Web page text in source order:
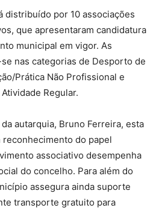
distribuído por 10 associações
que apresentaram candidatura
municipal em vigor. As
nas categorias de Desporto de
Prática Não Profissional e
Regular.
autarquia, Bruno Ferreira, esta
do papel
associativo desempenha
do concelho. Para além do
assegura ainda suporte
transporte gratuito para